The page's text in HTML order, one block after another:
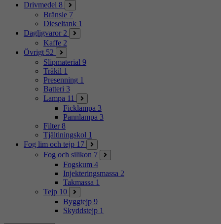
Drivmedel 8
Bränsle 7
Dieseltank 1
Dagligvaror 2
Kaffe 2
Övrigt 52
Slipmaterial 9
Träkil 1
Presenning 1
Batteri 3
Lampa 11
Ficklampa 3
Pannlampa 3
Filter 8
Tjältiningskol 1
Fog lim och tejp 17
Fog och silikon 7
Fogskum 4
Injekteringsmassa 2
Takmassa 1
Tejp 10
Byggtejp 9
Skyddstejp 1